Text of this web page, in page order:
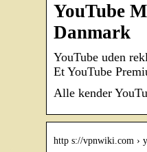
YouTube
Danmark
YouTube uden
Et YouTube
Alle kender
http s://vpnwiki.com ›